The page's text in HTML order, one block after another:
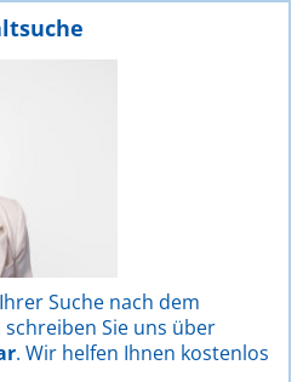
Suche nach dem
Sie uns über
. Wir helfen Ihnen kostenlos